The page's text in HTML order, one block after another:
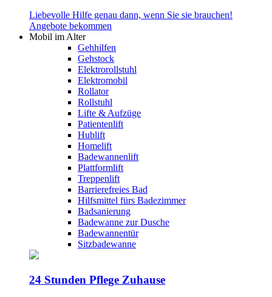
Liebevolle Hilfe genau dann, wenn Sie sie brauchen!
Angebote bekommen
Mobil im Alter
Gehhilfen
Gehstock
Elektrorollstuhl
Elektromobil
Rollator
Rollstuhl
Lifte & Aufzüge
Patientenlift
Hublift
Homelift
Badewannenlift
Plattformlift
Treppenlift
Barrierefreies Bad
Hilfsmittel fürs Badezimmer
Badsanierung
Badewanne zur Dusche
Badewannentür
Sitzbadewanne
24 Stunden Pflege Zuhause